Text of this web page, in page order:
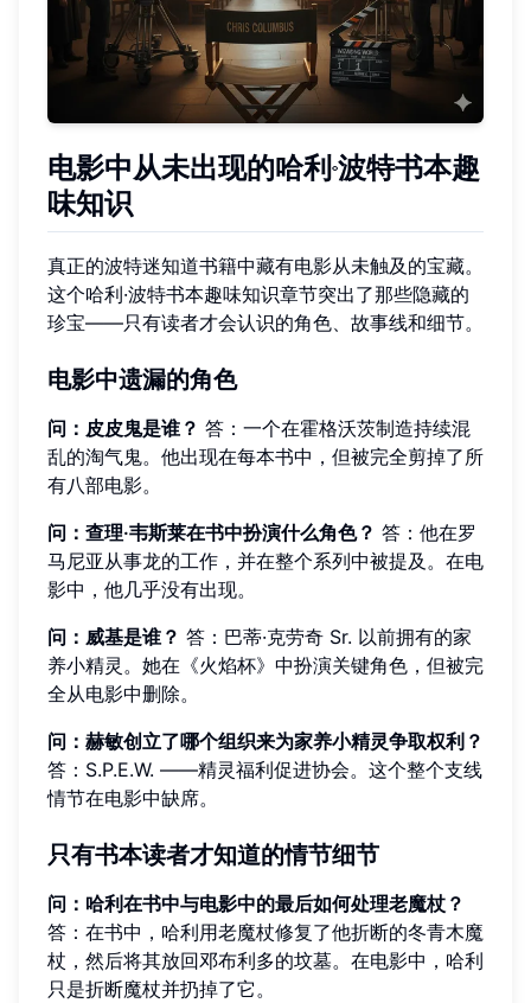
电影中从未出现的哈利·波特书本趣
味知识
真正的波特迷知道书籍中藏有电影从未触及的宝藏。
这个哈利·波特书本趣味知识章节突出了那些隐藏的
珍宝——只有读者才会认识的角色、故事线和细节。
电影中遗漏的角色
问：皮皮鬼是谁？ 答：一个在霍格沃茨制造持续混
乱的淘气鬼。他出现在每本书中，但被完全剪掉了所
有八部电影。
问：查理·韦斯莱在书中扮演什么角色？ 答：他在罗
马尼亚从事龙的工作，并在整个系列中被提及。在电
影中，他几乎没有出现。
问：威基是谁？ 答：巴蒂·克劳奇 Sr. 以前拥有的家
养小精灵。她在《火焰杯》中扮演关键角色，但被完
全从电影中删除。
问：赫敏创立了哪个组织来为家养小精灵争取权利？
答：S.P.E.W. ——精灵福利促进协会。这个整个支线
情节在电影中缺席。
只有书本读者才知道的情节细节
问：哈利在书中与电影中的最后如何处理老魔杖？
答：在书中，哈利用老魔杖修复了他折断的冬青木魔
杖，然后将其放回邓布利多的坟墓。在电影中，哈利
只是折断魔杖并扔掉了它。